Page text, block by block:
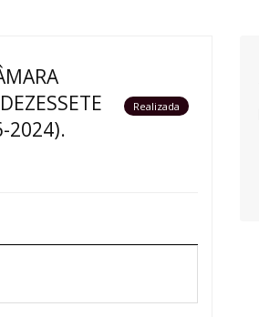
2024).
Realizada